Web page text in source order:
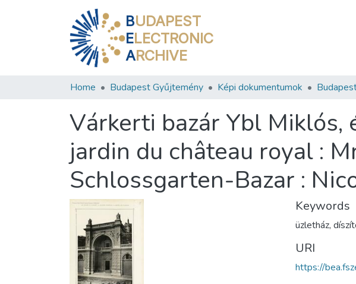
BUDAPEST
ELECTRONIC
ARCHIVE
Home Budapest Gyűjtemény Képi dokumentumok
Várkerti bazár Ybl Miklós,
jardin du château royal :
Schlossgarten-Bazar :
Keywords
üzletház,
URI
https://